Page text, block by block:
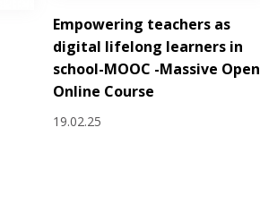
Empowering teachers as
digital lifelong learners in
school-MOOC -Massive Open
Online Course
19.02.25